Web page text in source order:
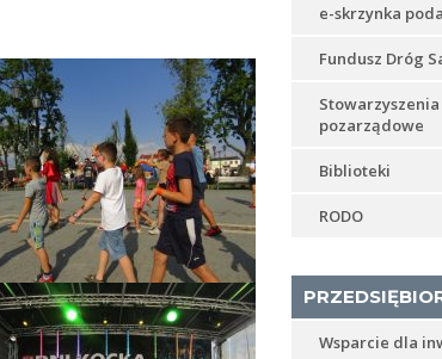
e-skrzynka
Fundusz Dróg
pozarządowe
Biblioteki
RODO
Wsparcie dla